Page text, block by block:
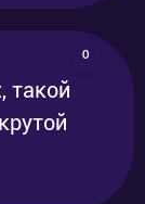
0
такой